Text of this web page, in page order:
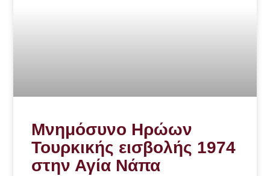
Μνημόσυνο Ηρώων
Τουρκικής εισβολής 1974
στην Αγία Νάπα